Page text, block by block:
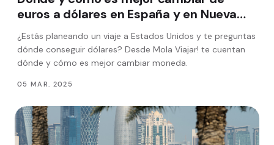
euros a dólares en España y en Nueva
York según Mola Viajar
¿Estás planeando un viaje a Estados Unidos y te preguntas
dónde conseguir dólares? Desde Mola Viajar! te cuentan
dónde y cómo es mejor cambiar moneda.
05 MAR. 2025